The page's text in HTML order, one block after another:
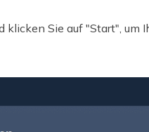
klicken Sie auf "Start", um